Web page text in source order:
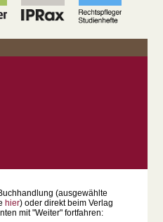
(ausgewählte
hier) oder direkt beim Verlag
mit "Weiter" fortfahren: